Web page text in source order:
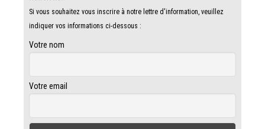
Si vous souhaitez vous inscrire à notre lettre d'information, veuillez
indiquer vos informations ci-dessous :
Votre nom
Votre email